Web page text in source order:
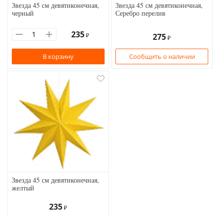
Звезда 45 см девятиконечная,
черный
235 ₽
В корзину
Звезда 45 см девятиконечная,
Серебро перелив
275 ₽
Сообщить о наличии
Звезда 45 см девятиконечная,
желтый
235 ₽